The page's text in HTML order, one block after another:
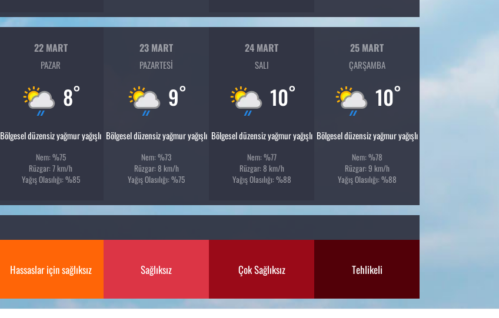
22 MART
PAZAR
8°
Bölgesel düzensiz yağmur yağışlı
Nem: %75
Rüzgar: 7 km/h
Yağış Olasılığı: %85
23 MART
PAZARTESI
9°
Bölgesel düzensiz yağmur yağışlı
Nem: %73
Rüzgar: 8 km/h
Yağış Olasılığı: %75
24 MART
SALI
10°
Bölgesel düzensiz yağmur yağışlı
Nem: %77
Rüzgar: 8 km/h
Yağış Olasılığı: %88
25 MART
ÇARŞAMBA
10°
Bölgesel düzensiz yağmur yağışlı
Nem: %78
Rüzgar: 9 km/h
Yağış Olasılığı: %88
Hassaslar için sağlıksız Sağlıksız Çok Sağlıksız Tehlikeli